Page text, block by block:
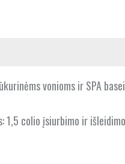
vonioms ir SPA
1,5 colio įsiurbimo ir